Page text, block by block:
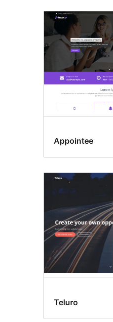
Appointee
Teluro